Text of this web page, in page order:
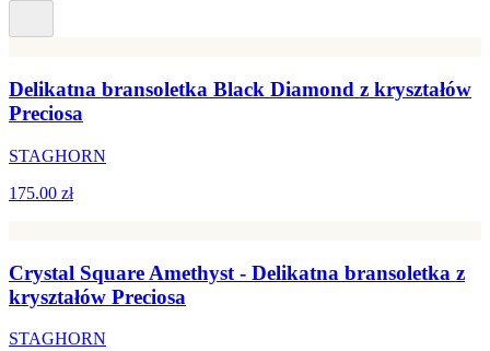
Delikatna bransoletka Black Diamond z kryształów
Preciosa
STAGHORN
175.00 zł
Crystal Square Amethyst - Delikatna bransoletka z
kryształów Preciosa
STAGHORN